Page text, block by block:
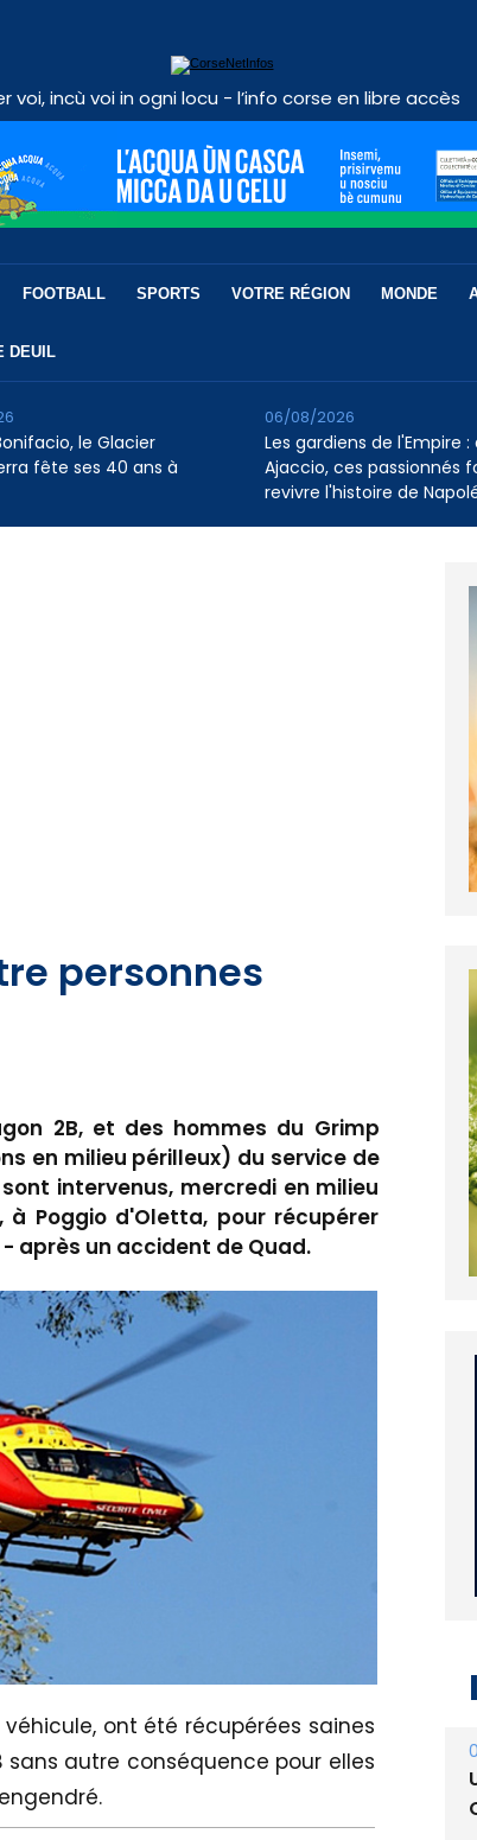
voi, incù voi in ogni locu - l’info corse en libre accès
FOOTBALL SPORTS VOTRE RÉGION MONDE
DEUIL
le Glacier
fête ses 40 ans à
Les gardiens de l'Empire :
Ajaccio, ces passionnés
revivre l'histoire de
06/08/2026
personnes
2B, et des hommes du Grimp
en milieu périlleux) du service de
intervenus, mercredi en milieu
Poggio d'Oletta, pour récupérer
après un accident de Quad.
ont été récupérées saines
sans autre conséquence pour elles